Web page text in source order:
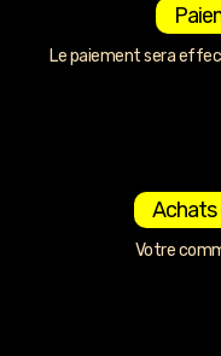
Le paiement sera
Achats
Votre